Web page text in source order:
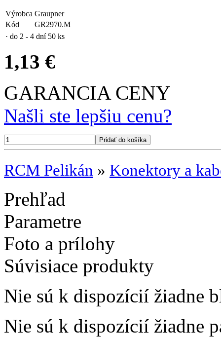
Výrobca Graupner
Kód
GR2970.M
· do 2 - 4 dní 50 ks
1,13 €
GARANCIA CENY
Našli ste lepšiu cenu?
RCM Pelikán » Konektory a
Prehľad
Parametre
Foto a prílohy
Súvisiace produkty
Nie sú k dispozícií žiadne
Nie sú k dispozícií žiadne